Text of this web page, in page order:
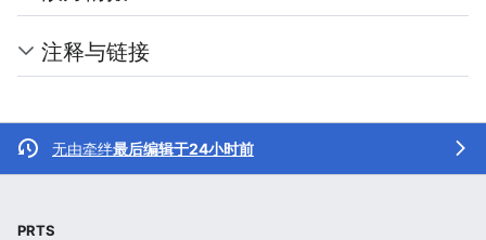
注释与链接
无由牵绊最后编辑于24小时前
PRTS